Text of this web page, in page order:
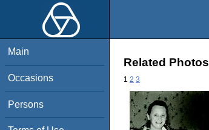
Main
Occasions
Persons
Related Photos
1 2 3